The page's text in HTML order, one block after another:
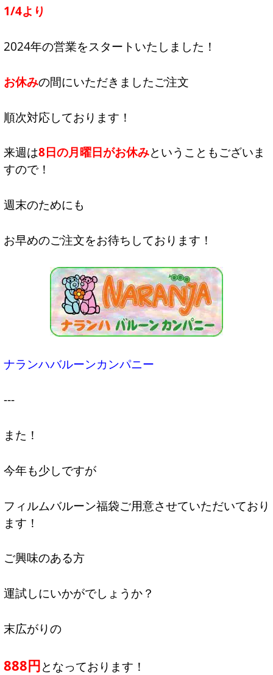
1/4より
2024年の営業をスタートいたしました！
お休みの間にいただきましたご注文
順次対応しております！
来週は8日の月曜日がお休みということもございま
すので！
週末のためにも
お早めのご注文をお待ちしております！
ナランハバルーンカンパニー
---
また！
今年も少しですが
フィルムバルーン福袋ご用意させていただいており
ます！
ご興味のある方
運試しにいかがでしょうか？
末広がりの
888円となっております！